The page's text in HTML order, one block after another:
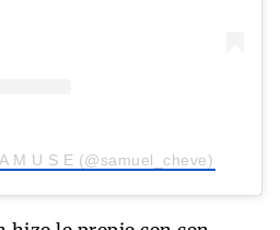
M U S E (@samuel_cheve)